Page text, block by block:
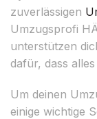
zuverlässigen
Umzugsprofi
unterstützen
dafür, dass
Um deinen
einige wichtige